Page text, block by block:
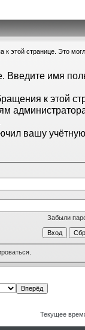
этой странице. Это
имя
к этой
вашу
Забыли
Текущее